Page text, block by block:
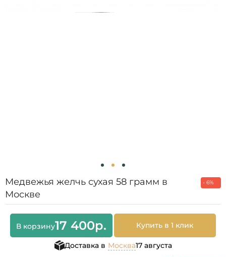
Медвежья желчь сухая 58 грамм в
Москве
- 6%
В корзину17 400р. Купить в 1 клик
Доставка в Москва17 августа